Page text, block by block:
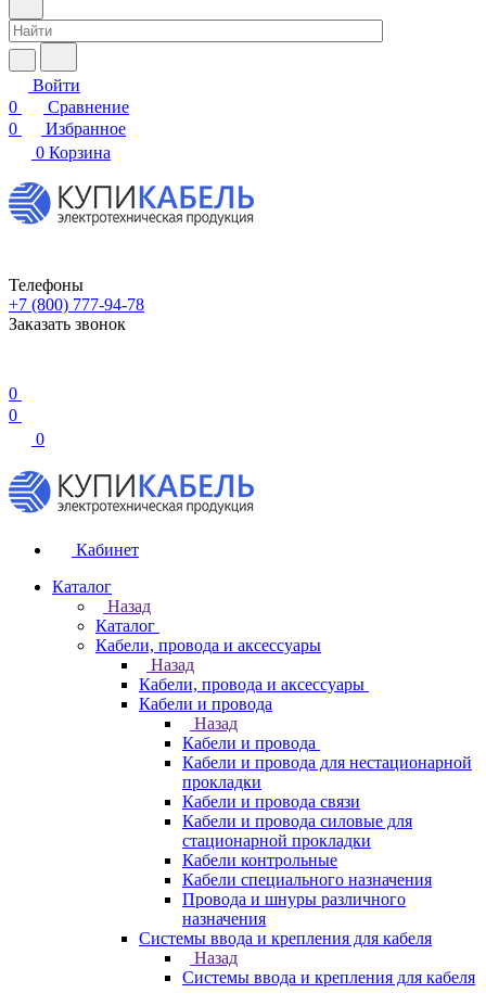
Войти
0
Сравнение
0
Избранное
0 Корзина
Телефоны
+7 (800) 777-94-78
Заказать звонок
0
0
0
Кабинет
Каталог
Назад
Каталог
Кабели, провода и аксессуары
Назад
Кабели, провода и аксессуары
Кабели и провода
Назад
Кабели и провода
Кабели и провода для нестационарной
прокладки
Кабели и провода связи
Кабели и провода силовые для
стационарной прокладки
Кабели контрольные
Кабели специального назначения
Провода и шнуры различного
назначения
Системы ввода и крепления для кабеля
Назад
Системы ввода и крепления для кабеля